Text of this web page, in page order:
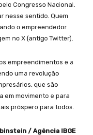
Congresso Nacional.
nesse sentido. Quem
o empreendedor
no X (antigo Twitter).
empreendimentos e a
uma revolução
que são
em movimento e para
próspero para todos.
/ Agência IBGE